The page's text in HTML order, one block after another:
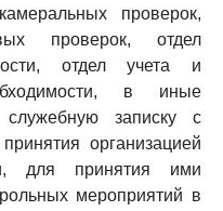
проверок,
проверок, отдел
отдел учета и
в иные
служебную записку с
организацией
для принятия ими
мероприятий в